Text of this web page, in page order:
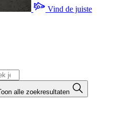
Vind de juiste
alle zoekresultaten